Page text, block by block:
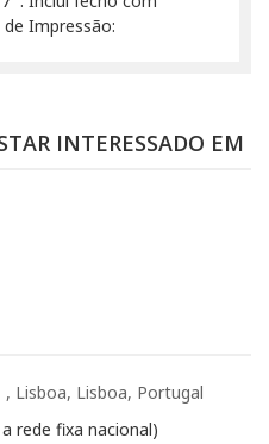
Impressão:
INTERESSADO EM
, Lisboa, Lisboa, Portugal
rede fixa nacional)